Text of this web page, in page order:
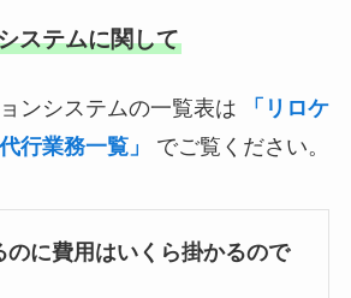
ステムに関して
ンシステムの一覧表は
「リロケ
行業務一覧」
でご覧ください。
のに費用はいくら掛かるので